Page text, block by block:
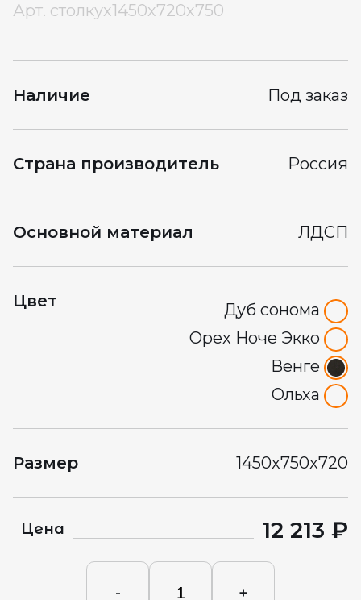
Арт. столкух1450х720х750
Наличие Под заказ
Страна производитель Россия
Основной материал ЛДСП
Цвет
Дуб сонома
Орех Ноче Экко
Венге
Ольха
Размер 1450x750x720
Цена 12 213 ₽
- +